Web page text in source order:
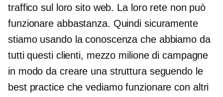
traffico sul loro sito web. La loro rete non può
funzionare abbastanza. Quindi sicuramente
stiamo usando la conoscenza che abbiamo da
tutti questi clienti, mezzo milione di campagne
in modo da creare una struttura seguendo le
best practice che vediamo funzionare con altri